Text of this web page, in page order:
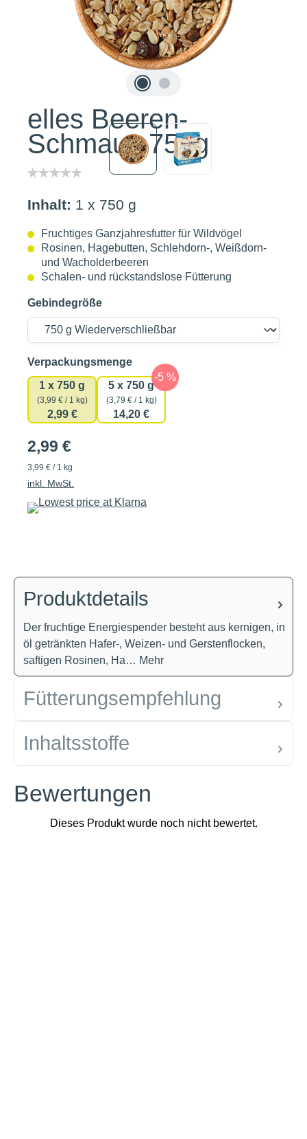
elles Beeren-
Schmaus 750g
Inhalt: 1 x 750 g
Fruchtiges Ganzjahresfutter für Wildvögel
Rosinen, Hagebutten, Schlehdorn-, Weißdorn-
und Wacholderbeeren
Schalen- und rückstandslose Fütterung
Gebindegröße
Verpackungsmengeauswählen
1 x 750 g
(3,99 € / 1 kg)
2,99 €
5 x 750 g
(3,79 € / 1 kg)
14,20 €
2,99 €
3,99 € / 1 kg
inkl. MwSt.
Produktdetails
Der fruchtige Energiespender besteht aus kernigen, in
öl getränkten Hafer-, Weizen- und Gerstenflocken,
saftigen Rosinen, Ha… Mehr
Fütterungsempfehlung
Inhaltsstoffe
Bewertungen